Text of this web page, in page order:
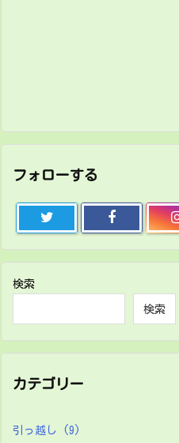
フォローする
検索
検索
カテゴリー
引っ越し (9)